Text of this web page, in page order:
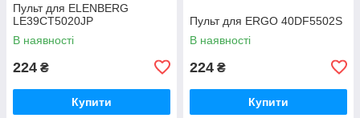
Пульт для ELENBERG
LE39CT5020JP
В наявності
224 ₴
Купити
Пульт для ERGO 40DF5502S
В наявності
224 ₴
Купити